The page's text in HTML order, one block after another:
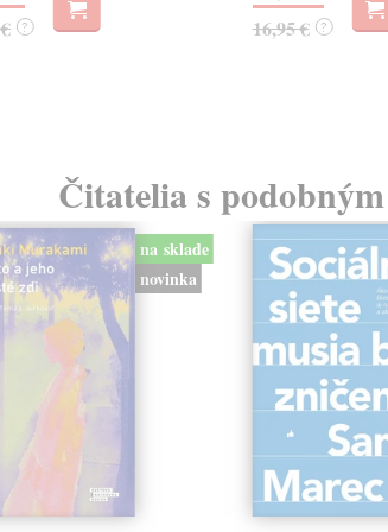
? 16,95 € ?
Čitatelia s
na sklade
novinka